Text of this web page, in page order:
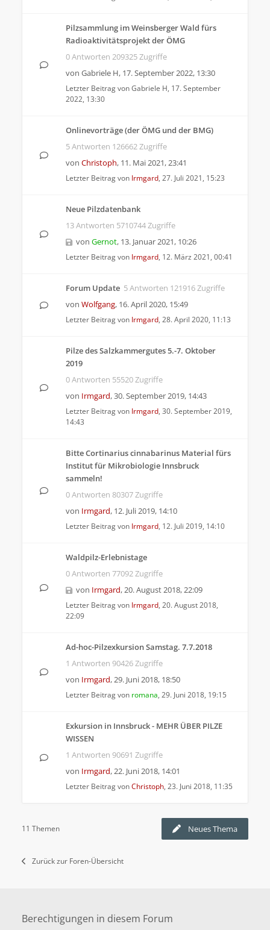
Pilzsammlung im Weinsberger Wald fürs
Radioaktivitätsprojekt der ÖMG
0 Antworten 209325 Zugriffe
von Gabriele H, 17. September 2022, 13:30
Letzter Beitrag vonGabriele H, 17. September
2022, 13:30
Onlinevorträge (der ÖMG und der BMG)
5 Antworten 126662 Zugriffe
von Christoph, 11. Mai 2021, 23:41
Letzter Beitrag von Irmgard, 27. Juli 2021, 15:23
Neue Pilzdatenbank
13 Antworten 5710744 Zugriffe
von Gernot, 13. Januar 2021, 10:26
Letzter Beitrag von Irmgard, 12. März 2021, 00:41
Forum Update 5 Antworten 121916 Zugriffe
von Wolfgang, 16. April 2020, 15:49
Letzter Beitrag von Irmgard, 28. April 2020, 11:13
Pilze des Salzkammergutes 5.-7. Oktober
2019
0 Antworten 55520 Zugriffe
von Irmgard,30. September 2019, 14:43
Letzter Beitrag von Irmgard, 30. September 2019,
14:43
Bitte Cortinarius cinnabarinus Material fürs
Institut für Mikrobiologie Innsbruck
sammeln!
0 Antworten 80307 Zugriffe
von Irmgard, 12. Juli 2019, 14:10
Letzter Beitrag von Irmgard, 12. Juli 2019, 14:10
Waldpilz-Erlebnistage
0 Antworten 77092 Zugriffe
von Irmgard,20. August 2018, 22:09
Letzter Beitrag von Irmgard, 20. August 2018,
22:09
Ad-hoc-Pilzexkursion Samstag. 7.7.2018
1 Antworten 90426 Zugriffe
von Irmgard,29. Juni 2018, 18:50
Letzter Beitrag von romana, 29. Juni 2018, 19:15
Exkursion in Innsbruck - MEHR ÜBER PILZE
WISSEN
1 Antworten 90691 Zugriffe
von Irmgard,22. Juni 2018, 14:01
Letzter Beitrag vonChristoph, 23. Juni 2018, 11:35
Neues Thema
11 Themen
Zurück zur Foren-Übersicht
Berechtigungen in diesem Forum